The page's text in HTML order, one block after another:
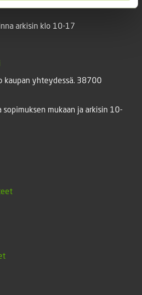
arkisin klo 10-17
kaupan yhteydessä. 38700
mukaan ja arkisin 10-